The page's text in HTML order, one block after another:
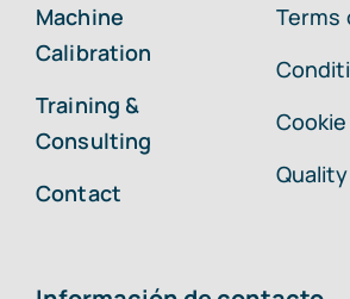
Machine
Calibration
Training &
Consulting
Contact
Terms